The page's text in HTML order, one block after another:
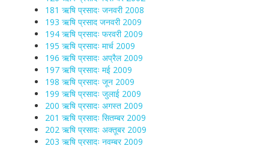
181 ऋषि प्रसादः जनवरी 2008
193 ऋषि प्रसाद जनवरी 2009
194 ऋषि प्रसादः फरवरी 2009
195 ऋषि प्रसादः मार्च 2009
196 ऋषि प्रसादः अप्रैल 2009
197 ऋषि प्रसादः मई 2009
198 ऋषि प्रसादः जून 2009
199 ऋषि प्रसादः जुलाई 2009
200 ऋषि प्रसादः अगस्त 2009
201 ऋषि प्रसादः सितम्बर 2009
202 ऋषि प्रसादः अक्तूबर 2009
203 ऋषि प्रसादः नवम्बर 2009